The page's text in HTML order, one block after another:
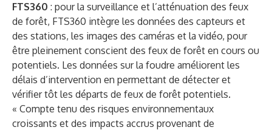
FTS360 : pour la surveillance et l’atténuation des feux
de forêt, FTS360 intègre les données des capteurs et
des stations, les images des caméras et la vidéo, pour
être pleinement conscient des feux de forêt en cours ou
potentiels. Les données sur la foudre améliorent les
délais d’intervention en permettant de détecter et
vérifier tôt les départs de feux de forêt potentiels.
« Compte tenu des risques environnementaux
croissants et des impacts accrus provenant de